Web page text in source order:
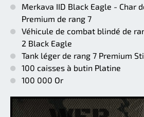
Merkava IID Black Eagle - Char
Premium de rang 7
Véhicule de combat blindé de
2 Black Eagle
Tank léger de rang 7 Premium
100 caisses à butin Platine
100 000 Or